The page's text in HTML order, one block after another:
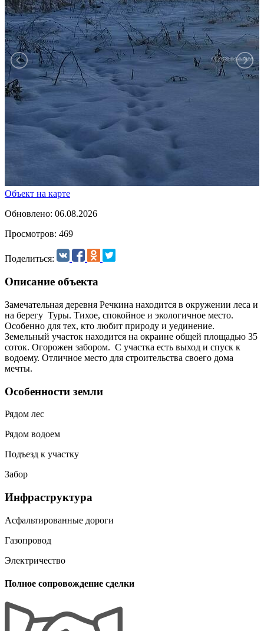
Объект на карте
Обновлено: 06.08.2026
Просмотров: 469
Поделиться:
Описание объекта
Замечательная деревня Речкина находится в окружении леса и
на берегу Туры. Тихое, спокойное и экологичное место.
Особенно для тех, кто любит природу и уединение.
Земельный участок находится на окраине общей площадью 35
соток. Огорожен забором. С участка есть выход и спуск к
водоему. Отличное место для строительства своего дома
мечты.
Особенности земли
Рядом лес
Рядом водоем
Подъезд к участку
Забор
Инфраструктура
Асфальтированные дороги
Газопровод
Электричество
Полное сопровождение сделки